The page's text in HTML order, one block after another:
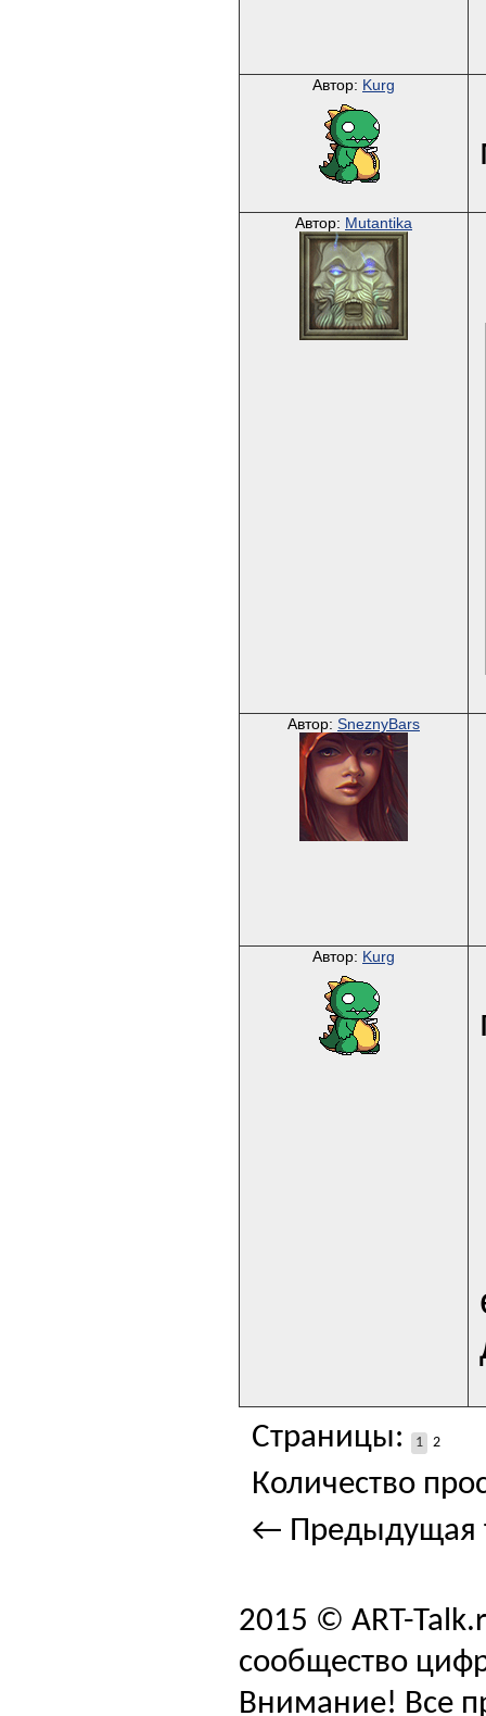
Автор: Kurg
Автор: Mutantika
Автор: SneznyBars
Автор: Kurg
Страницы: 1 2
Количество
← Предыдущая
2015 © ART-
сообщество
Внимание! Все